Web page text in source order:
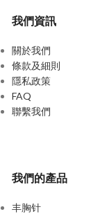
我們資訊
關於我們
條款及細則
隱私政策
FAQ
聯繫我們
我們的產品
丰胸针